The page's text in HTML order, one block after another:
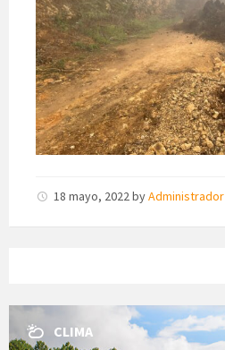
18 mayo, 2022byAdministrador
CLIMA